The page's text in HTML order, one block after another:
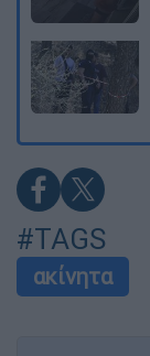
#TAGS
ακίνητα